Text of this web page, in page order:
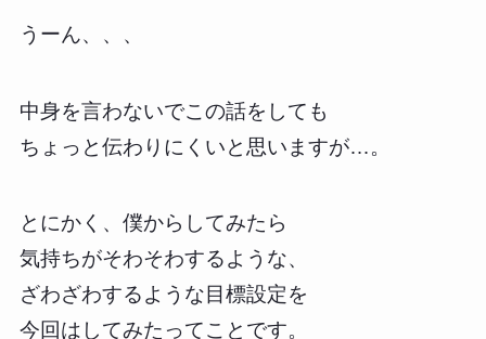
うーん、、、
中身を言わないでこの話をしても
ちょっと伝わりにくいと思いますが…。
とにかく、僕からしてみたら
気持ちがそわそわするような、
ざわざわするような目標設定を
今回はしてみたってことです。